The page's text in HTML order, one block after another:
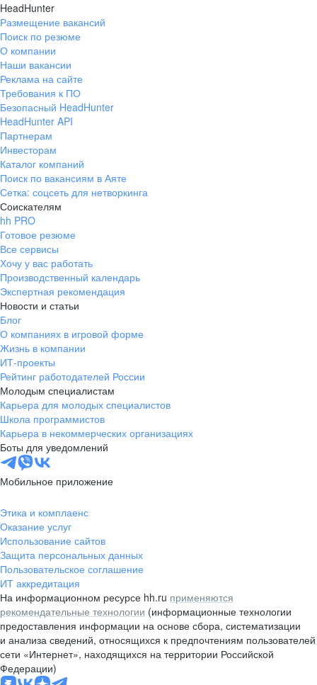
HeadHunter
Размещение вакансий
Поиск по резюме
О компании
Наши вакансии
Реклама на сайте
Требования к ПО
Безопасный HeadHunter
HeadHunter API
Партнерам
Инвесторам
Каталог компаний
Поиск по вакансиям в Аяте
Сетка: соцсеть для нетворкинга
Соискателям
hh PRO
Готовое резюме
Все сервисы
Хочу у вас работать
Производственный календарь
Экспертная рекомендация
Новости и статьи
Блог
О компаниях в игровой форме
Жизнь в компании
ИТ-проекты
Рейтинг работодателей России
Молодым специалистам
Карьера для молодых специалистов
Школа программистов
Карьера в некоммерческих организациях
Боты для уведомлений
Мобильное приложение
Этика и комплаенс
Оказание услуг
Использование сайтов
Защита персональных данных
Пользовательское соглашение
ИТ аккредитация
На информационном ресурсе hh.ru применяются
рекомендательные технологии (информационные технологии
предоставления информации на основе сбора, систематизации
и анализа сведений, относящихся к предпочтениям пользователей
сети «Интернет», находящихся на территории Российской
Федерации)